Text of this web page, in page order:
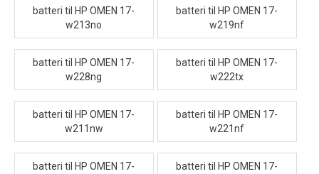
batteri til HP OMEN 17-
w213no
batteri til HP OMEN 17-
w219nf
batteri til HP OMEN 17-
w228ng
batteri til HP OMEN 17-
w222tx
batteri til HP OMEN 17-
w211nw
batteri til HP OMEN 17-
w221nf
batteri til HP OMEN 17-
batteri til HP OMEN 17-